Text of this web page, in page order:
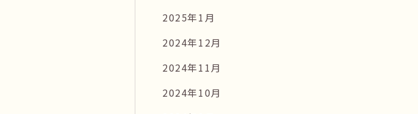
2025年1月
2024年12月
2024年11月
2024年10月